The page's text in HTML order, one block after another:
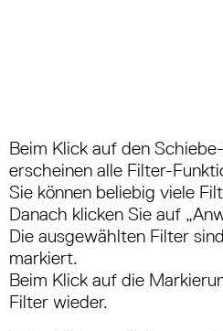
Beim Klick auf den
erscheinen alle Filter-
Sie können beliebig viele
Danach klicken Sie auf
Die ausgewählten Filter
markiert.
Beim Klick auf die
Filter wieder.